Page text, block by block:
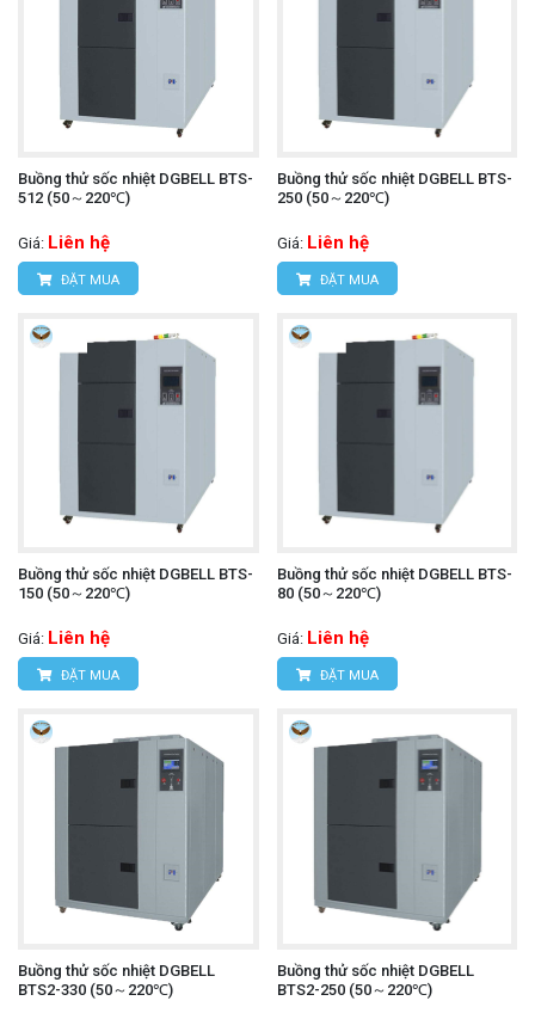
Buồng thử sốc nhiệt DGBELL BTS-
512 (50～220℃)
Giá: Liên hệ
ĐẶT MUA
Buồng thử sốc nhiệt DGBELL BTS-
250 (50～220℃)
Giá: Liên hệ
ĐẶT MUA
Buồng thử sốc nhiệt DGBELL BTS-
150 (50～220℃)
Giá: Liên hệ
ĐẶT MUA
Buồng thử sốc nhiệt DGBELL BTS-
80 (50～220℃)
Giá: Liên hệ
ĐẶT MUA
Buồng thử sốc nhiệt DGBELL
BTS2-330 (50～220℃)
Buồng thử sốc nhiệt DGBELL
BTS2-250 (50～220℃)